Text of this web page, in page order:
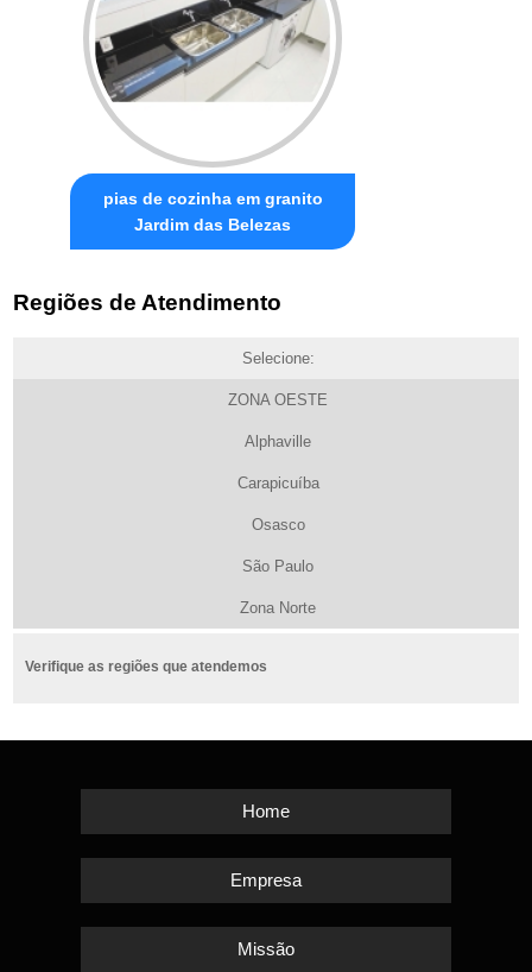
pias de cozinha em granito
Jardim das Belezas
Regiões de Atendimento
Selecione:
ZONA OESTE
Alphaville
Carapicuíba
Osasco
São Paulo
Zona Norte
Verifique as regiões que atendemos
Home
Empresa
Missão